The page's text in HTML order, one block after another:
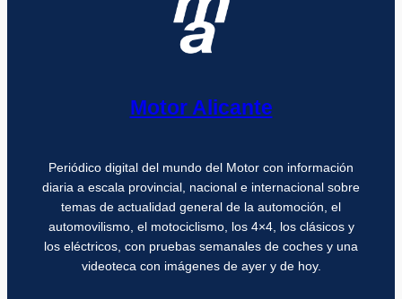
Motor Alicante
Periódico digital del mundo del Motor con información
diaria a escala provincial, nacional e internacional sobre
temas de actualidad general de la automoción, el
automovilismo, el motociclismo, los 4×4, los clásicos y
los eléctricos, con pruebas semanales de coches y una
videoteca con imágenes de ayer y de hoy.